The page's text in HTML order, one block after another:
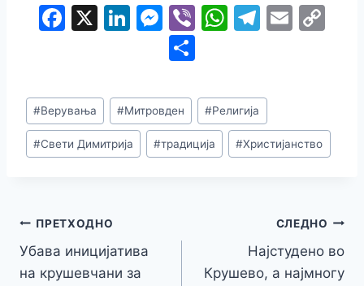
F
e
b
o
X Li
e
dI
n
M
e
s
s
e
n
Vi W
s
A
p
T
gr
a
m
E
n
ar
e
#Верувања #Митровден #Религија
#Свети Димитрија #традиција #Христијанство
ПРЕТХОДНО
Убава иницијатива
на крушевчани за
СЛЕДНО
Најстудено во
Крушево, a најмногу